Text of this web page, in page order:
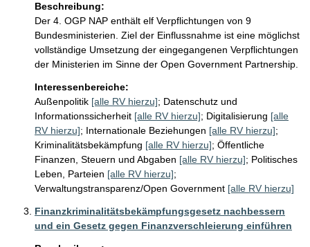
Beschreibung:
Der 4. OGP NAP enthält elf Verpflichtungen von 9
Bundesministerien. Ziel der Einflussnahme ist eine möglichst
vollständige Umsetzung der eingegangenen Verpflichtungen
der Ministerien im Sinne der Open Government Partnership.
Interessenbereiche:
Außenpolitik [alle RV hierzu]; Datenschutz und
Informationssicherheit [alle RV hierzu]; Digitalisierung [alle
RV hierzu]; Internationale Beziehungen [alle RV hierzu];
Kriminalitätsbekämpfung [alle RV hierzu]; Öffentliche
Finanzen, Steuern und Abgaben [alle RV hierzu]; Politisches
Leben, Parteien [alle RV hierzu];
Verwaltungstransparenz/Open Government [alle RV hierzu]
Finanzkriminalitätsbekämpfungsgesetz nachbessern
und ein Gesetz gegen Finanzverschleierung einführen